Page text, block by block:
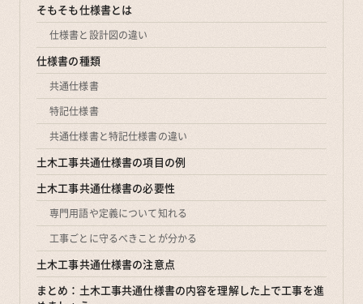
そもそも仕様書とは
仕様書と設計図の違い
仕様書の種類
共通仕様書
特記仕様書
共通仕様書と特記仕様書の違い
土木工事共通仕様書の項目の例
土木工事共通仕様書の必要性
専門用語や定義について知れる
工事ごとに守るべきことが分かる
土木工事共通仕様書の注意点
まとめ：土木工事共通仕様書の内容を理解した上で工事を進